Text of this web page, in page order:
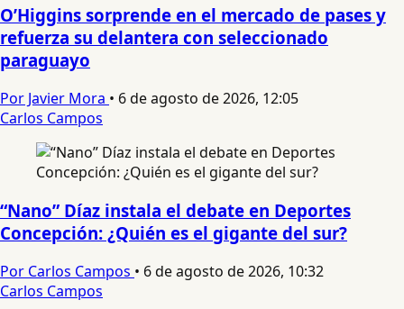
O’Higgins sorprende en el mercado de pases y
refuerza su delantera con seleccionado
paraguayo
Por Javier Mora • 6 de agosto de 2026, 12:05
Carlos Campos
“Nano” Díaz instala el debate en Deportes
Concepción: ¿Quién es el gigante del sur?
Por Carlos Campos • 6 de agosto de 2026, 10:32
Carlos Campos